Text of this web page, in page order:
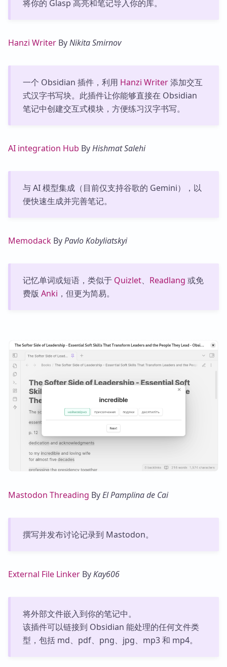
将你的 Glasp 高亮和笔记导入你的库。
Hanzi Writer ByNikita Smirnov
一个 Obsidian 插件，利用 Hanzi Writer添加交互
式汉字书写块。此插件让你能够直接在 Obsidian
笔记中创建交互式模块，方便练习汉字书写。
AI integration Hub ByHishmat Salehi
与 AI 模型集成（目前仅支持谷歌的 Gemini），以
便快速生成并完善笔记。
Memodack ByPavlo Kobyliatskyi
记忆单词或短语，类似于 Quizlet、 Readlang 或免
费版 Anki ，但更为简易。
Mastodon Threading ByEl Pamplina de Cai
撰写并发布讨论记录到 Mastodon。
External File Linker ByKay606
将外部文件嵌入到你的笔记中。
该插件可以链接到 Obsidian 能处理的任何文件类
型，包括 md、pdf、png、jpg、mp3 和 mp4。